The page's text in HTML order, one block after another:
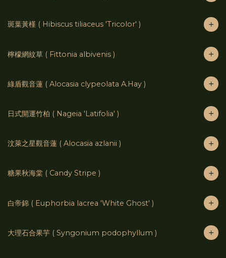
斑葉黃槿 ( Hibiscus tiliaceus 'Tricolor' )
檸檬網紋草 ( Fittonia albivenis )
綠盾觀音蓮 ( Alocasia clypeolata A.Hay )
日式開運竹柏 ( Nageia 'Latifolia' )
汶萊之星觀音蓮 ( Alocasia azlanii )
糖果秋海棠 ( Candy Stripe )
白帝錦 ( Euphorbia lacrea 'White Ghost' )
大理石合果芋 ( Syngonium podophyllum )